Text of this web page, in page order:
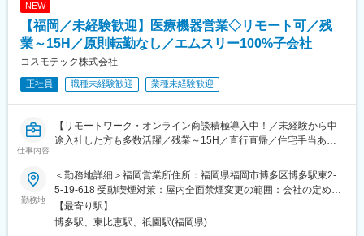
NEW
【福岡／未経験歓迎】医療機器営業◇リモート可／残
業～15H／原則転勤なし／エムスリー100%子会社
コスモテック株式会社
正社員 職種未経験歓迎 業種未経験歓迎
仕事内容
【リモートワーク・オンライン商談積極導入中！／未経験から中
途入社した方も多数活躍／残業～15H／直行直帰／住宅手当あり
■業務内容：
親会社であるエムスリーが運営する日本最大級の医学情報サイト
「m3.com」にご登録いただいている医療従事者の方々に対し、血
管内治療を中心とする自社製品を提案していただきます。
勤務地
＜勤務地詳細＞福岡営業所住所：福岡県福岡市博多区博多駅東2-
5-19-618 受動喫煙対策：屋内全面禁煙変更の範囲：会社の定める
事業所
【最寄り駅】
博多駅、東比恵駅、祇園駅(福岡県)